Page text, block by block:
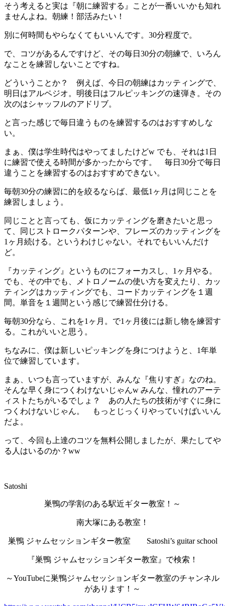
そう考えると実は『朝に練習する』ことが一番いいかも知れ
ませんよね。朝練！部活みたい！
別に何時間もやらなくてもいいんです。30分程度で。
で、コツがあるんですけど、その毎日30分の朝練で、いろん
なことを練習しないことですね。
どういうことか？ 例えば、今日の朝練はカッティングで、
明日はアルペジオ。明後日はフルピッキングの速弾き。その
次のはシャッフルのアドリブ。
と言った感じで毎日違うものを練習するのはおすすめしな
い。
まぁ、僕は学生時代はやってましたけどw でも、それは1日
に練習で使える時間が多かったからです。 毎日30分で毎日
違うことを練習するのはおすすめできない。
毎朝30分の練習に的を絞るならば、最低1ヶ月は同じことを
練習しましょう。
同じことと言っても、仮にカッティングを磨きたいと思っ
て、同じストロークパターンや、フレーズのカッティングを
1ヶ月続ける。というわけじゃない。それでもいいんだけ
ど。
『カッティング』というものにフォーカスし、1ヶ月やる。
でも、その中でも、メトロノームの使い方を変えたり、カッ
ティングはカッティングでも、コードカッティングを１週
間。単音を１週間という感じで練習仕分ける。
毎朝30分なら、これを1ヶ月。で1ヶ月後には新し物を練習す
る。これがいいと思う。
ちなみに、僕は新しいピッキングを身につけようと、1年単
位で練習しています。
まぁ、いつも言っていますが、みんな『焦りすぎ』なのね。
そんな早く身につくわけないじゃんw みんな、憧れのアーテ
ィストたちがいるでしょ？ あの人たちの技術がすぐに身に
つくわけないじゃん。 もっとじっくりやっていけばいいん
だよ。
って、今回も上達のコツを無料公開しましたが、果たしてや
る人はいるのか？ww
Satoshi
巣鴨の学割のある駅近ギター教室！～
南大塚にある教室！
巣鴨 ジャムセッションギター教室 Satoshi’s guitar school
『巣鴨 ジャムセッションギター教室』で検索！
～YouTubeに巣鴨ジャムセッションギター教室のチャンネル
があります！～